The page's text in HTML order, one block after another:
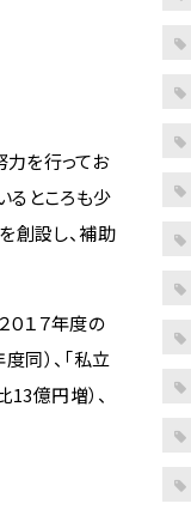
を行ってお
るところも少
創設し、補助
１７年度の
同）、「私立
億円増）、